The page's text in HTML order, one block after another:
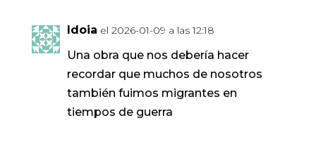
Idoia el 2026-01-09 a las 12:18
Una obra que nos debería hacer
recordar que muchos de nosotros
también fuimos migrantes en
tiempos de guerra